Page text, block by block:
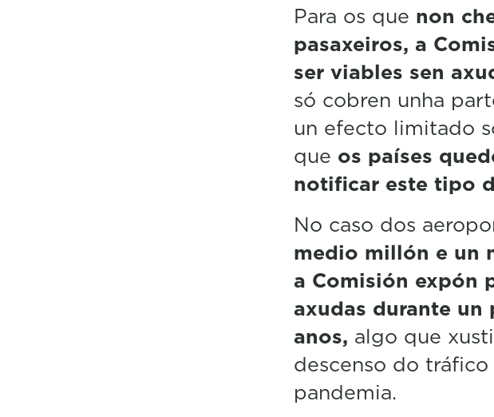
Para os que non
pasaxeiros, a
ser viables sen
só cobren unha
un efecto limitado
que os países
notificar este tipo
No caso dos
medio millón e un
a Comisión expón
axudas durante
anos, algo que
descenso do
pandemia.